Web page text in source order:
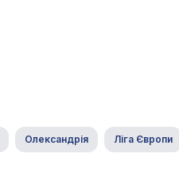
Олександрія Ліга Європи